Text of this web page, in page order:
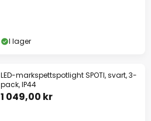
I lager
LED-markspettspotlight SPOTI, svart, 3-
pack, IP44
1 049,00 kr